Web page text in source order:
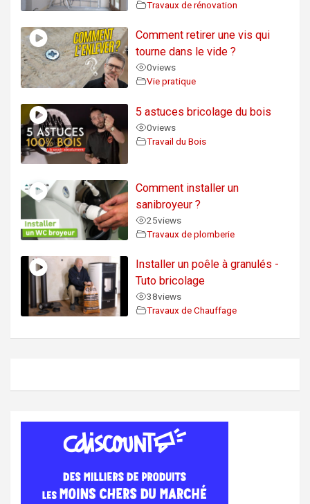
Travaux de rénovation
Comment retirer une vis qui
tourne dans le vide ?
0views
Vie pratique
5 astuces bricolage du bois
0views
Travail du Bois
Comment installer un
sanibroyeur ?
25views
Travaux de plomberie
Installer un poêle à granulés -
Tuto bricolage
38views
Travaux de Chauffage